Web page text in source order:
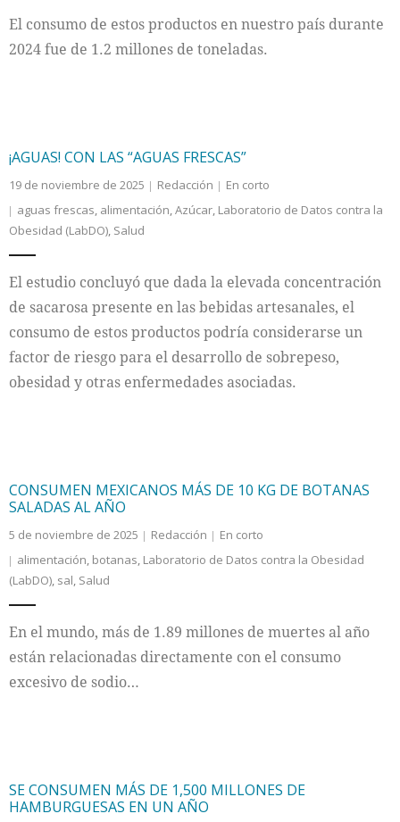
El consumo de estos productos en nuestro país durante
2024 fue de 1.2 millones de toneladas.
¡AGUAS! CON LAS “AGUAS FRESCAS”
19 de noviembre de 2025 Redacción
En corto
aguas frescas, alimentación,Azúcar, Laboratorio de Datos contra la
Obesidad (LabDO), Salud
El estudio concluyó que dada la elevada concentración
de sacarosa presente en las bebidas artesanales, el
consumo de estos productos podría considerarse un
factor de riesgo para el desarrollo de sobrepeso,
obesidad y otras enfermedades asociadas.
CONSUMEN MEXICANOS MÁS DE 10 KG DE BOTANAS
SALADAS AL AÑO
5 de noviembre de 2025 Redacción
En corto
alimentación, botanas, Laboratorio de Datos contra la Obesidad
(LabDO), sal, Salud
En el mundo, más de 1.89 millones de muertes al año
están relacionadas directamente con el consumo
excesivo de sodio…
SE CONSUMEN MÁS DE 1,500 MILLONES DE
HAMBURGUESAS EN UN AÑO